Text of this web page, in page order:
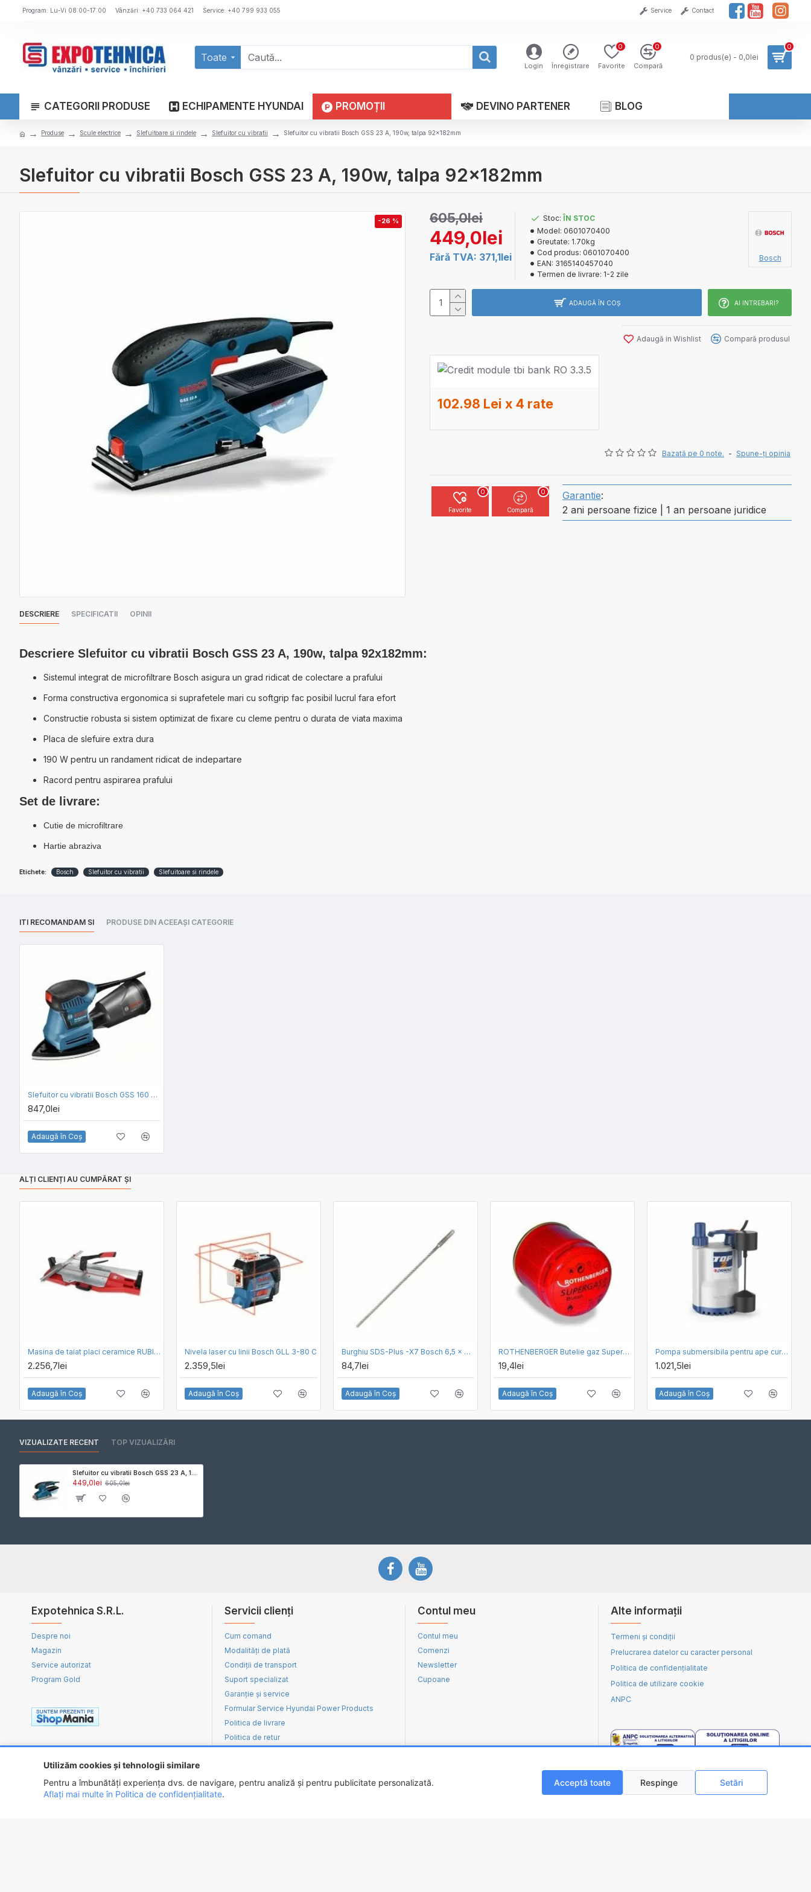
Utilizăm cookies și tehnologii similare
Pentru a îmbunătăți experiența dvs. de navigare, pentru analiză și pentru publicitate personalizată.
Aflați mai multe în Politica de confidențialitate.
Acceptă toate Respinge Setări
Program: Lu-Vi 08:00-17:00 Vânzări: +40 733 064 421 Service: +40 799 933 055 Service Contact
Toate
Login Înregistrare Favorite
0
Compară
0
0 produs(e) - 0,0lei
0
CATEGORII PRODUSE ECHIPAMENTE HYUNDAI PROMOȚII DEVINO PARTENER BLOG
Produse Scule electrice Slefuitoare si rindele Slefuitor cu vibratii Slefuitor cu vibratii Bosch GSS 23 A, 190w, talpa 92x182mm
Slefuitor cu vibratii Bosch GSS 23 A, 190w, talpa 92x182mm
-26 %
Bazată pe 0 note. - Spune-ţi opinia
449,0lei
605,0lei
Fără TVA: 371,1lei
Stoc: ÎN STOC
Model: 0601070400
Greutate: 1.70kg
Cod produs: 0601070400
EAN: 3165140457040
Termen de livrare: 1-2 zile
Bosch
ADAUGĂ ÎN COŞ AI INTREBARI?
Adaugă in Wishlist Compară produsul
102.98 Lei x 4 rate
Favorite
0
Compară
0 Garantie:
2 ani persoane fizice | 1 an persoane juridice
DESCRIERE SPECIFICATII OPINII
Descriere Slefuitor cu vibratii Bosch GSS 23 A, 190w, talpa 92x182mm:
Sistemul integrat de microfiltrare Bosch asigura un grad ridicat de colectare a prafului
Forma constructiva ergonomica si suprafetele mari cu softgrip fac posibil lucrul fara efort
Constructie robusta si sistem optimizat de fixare cu cleme pentru o durata de viata maxima
Placa de slefuire extra dura
190 W pentru un randament ridicat de indepartare
Racord pentru aspirarea prafului
Set de livrare:
Cutie de microfiltrare
Hartie abraziva
Etichete: Bosch Slefuitor cu vibratii Slefuitoare si rindele
ITI RECOMANDAM SI PRODUSE DIN ACEEAȘI CATEGORIE
Slefuitor cu vibratii Bosch GSS 160 Multi in L-BOXX
847,0lei
Adaugă în Coş
ALȚI CLIENȚI AU CUMPĂRAT ȘI
Masina de taiat placi ceramice RUBI TP-75
2.256,7lei
Adaugă în Coş
Nivela laser cu linii Bosch GLL 3-80 C
2.359,5lei
Adaugă în Coş
Burghiu SDS-Plus -X7 Bosch 6,5 x 250 x 315 mm
84,7lei
Adaugă în Coş
ROTHENBERGER Butelie gaz Supergas C200
19,4lei
Adaugă în Coş
Pompa submersibila pentru ape curate PEDROLLO TOP 2-GM
1.021,5lei
Adaugă în Coş
VIZUALIZATE RECENT TOP VIZUALIZĂRI
449,0lei 605,0lei
Expotehnica S.R.L.
Despre noi
Magazin
Service autorizat
Program Gold
Servicii clienți
Cum comand
Modalități de plată
Condiții de transport
Suport specializat
Garanție și service
Formular Service Hyundai Power Products
Politica de livrare
Politica de retur
Contul meu
Contul meu
Comenzi
Newsletter
Cupoane
Alte informații
Termeni și condiții
Prelucrarea datelor cu caracter personal
Politica de confidențialitate
Politica de utilizare cookie
ANPC
Copyright ©2026 - EXPOTEHNICA S.R.L.